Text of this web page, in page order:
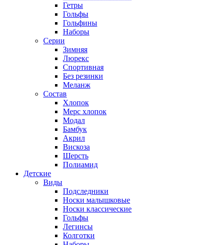
Гетры
Гольфы
Гольфины
Наборы
Серии
Зимняя
Люрекс
Спортивная
Без резинки
Меланж
Состав
Хлопок
Мерс хлопок
Модал
Бамбук
Акрил
Вискоза
Шерсть
Полиамид
Детские
Виды
Подследники
Носки малышковые
Носки классические
Гольфы
Легинсы
Колготки